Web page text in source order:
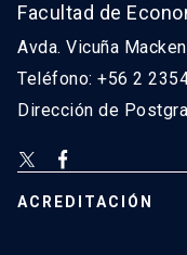
Facultad de
Avda. Vicuña
Teléfono: +56 2
Dirección de
ACREDITACIÓN